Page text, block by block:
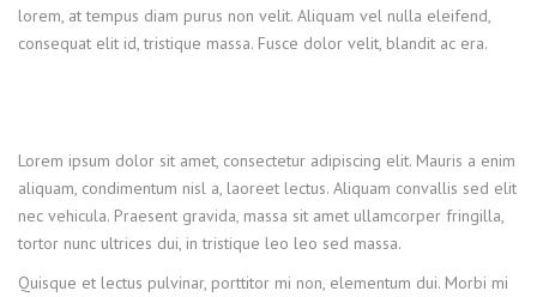
lorem, at tempus diam purus non velit. Aliquam vel nulla eleifend,
consequat elit id, tristique massa. Fusce dolor velit, blandit ac era.
Lorem ipsum dolor sit amet, consectetur adipiscing elit. Mauris a enim
aliquam, condimentum nisl a, laoreet lectus. Aliquam convallis sed elit
nec vehicula. Praesent gravida, massa sit amet ullamcorper fringilla,
tortor nunc ultrices dui, in tristique leo leo sed massa.
Quisque et lectus pulvinar, porttitor mi non, elementum dui. Morbi mi